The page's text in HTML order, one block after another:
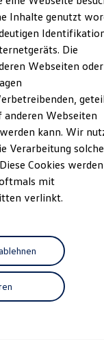
Marken
Volkswagen
vielfältigste
an.
zählen
haben
Leasing,
bekommen
Inhalte genutzt
Die
Webseiten oder
anderen Webseiten
kann. Wir
Verarbeitung
Cookies
mit
verlinkt.